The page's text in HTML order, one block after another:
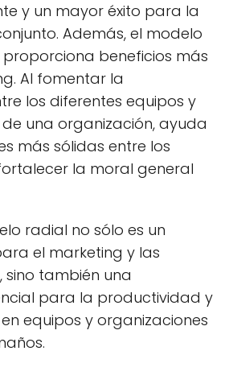
y un mayor éxito para la
Además, el modelo
beneficios más
Al fomentar la
los diferentes equipos y
una organización, ayuda
más sólidas entre los
la moral general
radial no sólo es un
el marketing y las
sino también una
para la productividad y
equipos y organizaciones